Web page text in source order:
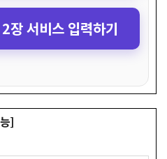
서비스 입력하기
]